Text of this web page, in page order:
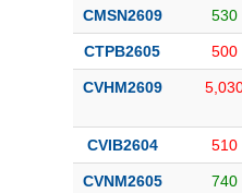
CMSN2609 530
CTPB2605 500
CVHM2609
CVIB2604 510
CVNM2605 740
Dữ liệu tài chính